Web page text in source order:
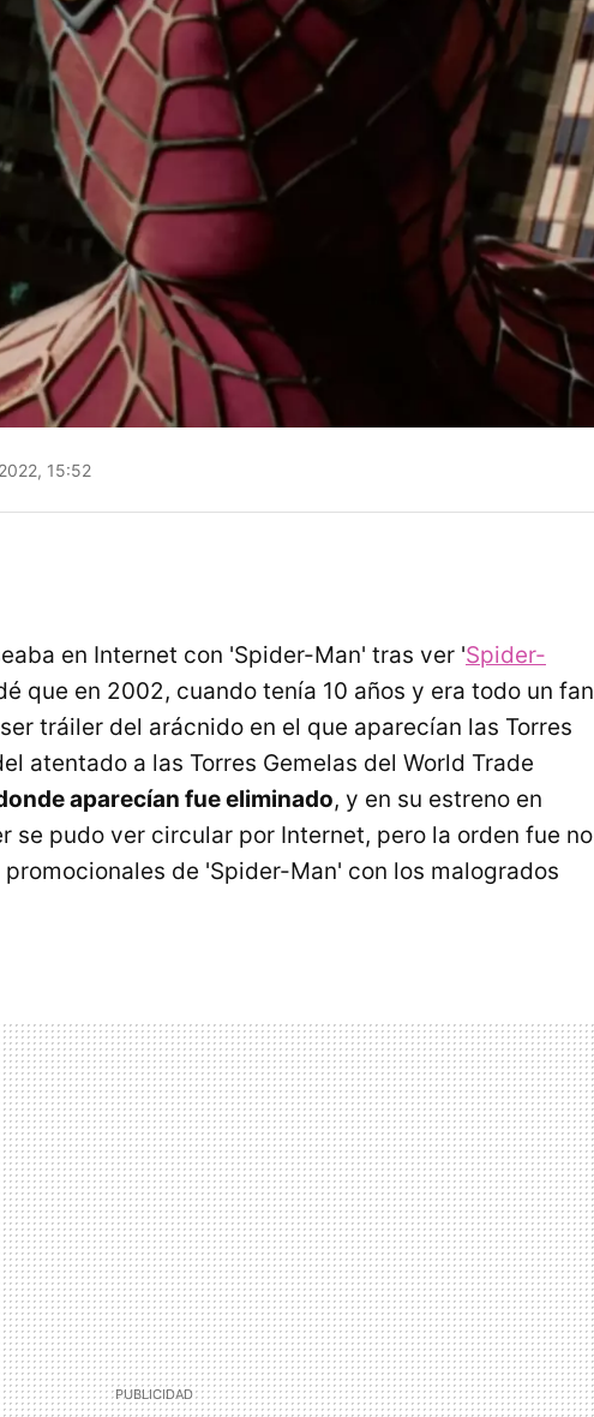
15:52
en Internet con 'Spider-Man' tras ver 'Spider-
que en 2002, cuando tenía 10 años y era todo un fan
tráiler del arácnido en el que aparecían las Torres
atentado a las Torres Gemelas del World Trade
aparecían fue eliminado, y en su estreno en
se pudo ver circular por Internet, pero la orden fue no
de 'Spider-Man' con los malogrados